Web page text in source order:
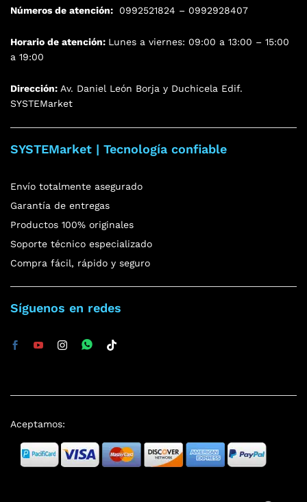
Números de atención: 0992521824 – 0992928407
Horario de atención: Lunes a viernes: 09:00 a 13:00 – 15:00
a 19:00
Dirección: Av. Daniel León Borja y Duchicela Edif.
SYSTEMarket
SYSTEMarket | Tecnología confiable
Envío totalmente asegurado
Garantía de entregas
Productos 100% originales
Soporte técnico especializado
Compra fácil, rápido y seguro
Síguenos en redes
Aceptamos: